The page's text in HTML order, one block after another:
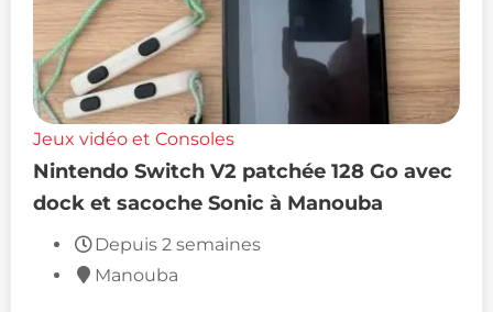
Jeux vidéo et Consoles
Nintendo Switch V2 patchée 128 Go avec
dock et sacoche Sonic à Manouba
Depuis 2 semaines
Manouba